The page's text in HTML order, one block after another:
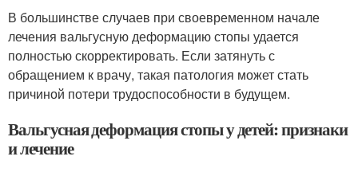
В большинстве случаев при своевременном начале
лечения вальгусную деформацию стопы удается
полностью скорректировать. Если затянуть с
обращением к врачу, такая патология может стать
причиной потери трудоспособности в будущем.
Вальгусная деформация стопы у детей: признаки
и лечение